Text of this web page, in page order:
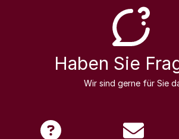
Haben Sie
Wir sind gerne für Sie